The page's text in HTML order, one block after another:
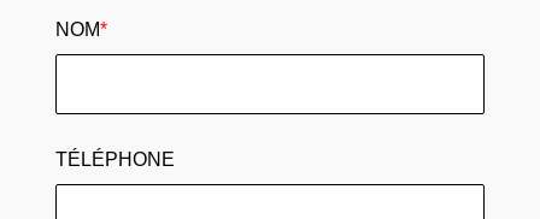
NOM*
TÉLÉPHONE